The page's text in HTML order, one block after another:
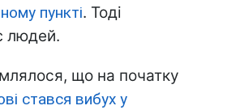
пункті. Тоді
людей.
що на початку
стався вибух у